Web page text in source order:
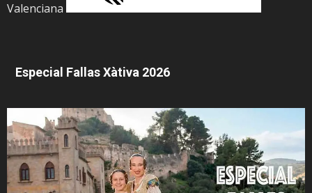
Valenciana
Especial Fallas Xàtiva 2026